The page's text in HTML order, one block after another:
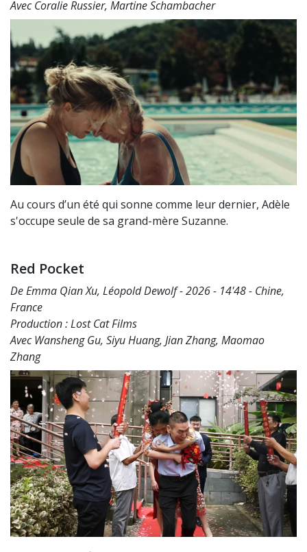
Avec Coralie Russier, Martine Schambacher
Au cours d’un été qui sonne comme leur dernier, Adèle
s'occupe seule de sa grand-mère Suzanne.
Red Pocket
De Emma Qian Xu, Léopold Dewolf - 2026 - 14'48 - Chine,
France
Production : Lost Cat Films
Avec Wansheng Gu, Siyu Huang, Jian Zhang, Maomao
Zhang